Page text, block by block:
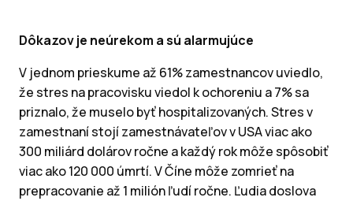
Dôkazov je neúrekom a sú alarmujúce
V jednom prieskume až 61% zamestnancov uviedlo,
že stres na pracovisku viedol k ochoreniu a 7% sa
priznalo, že muselo byť hospitalizovaných. Stres v
zamestnaní stojí zamestnávateľov v USA viac ako
300 miliárd dolárov ročne a každý rok môže spôsobiť
viac ako 120 000 úmrtí. V Číne môže zomrieť na
prepracovanie až 1 milión ľudí ročne. Ľudia doslova